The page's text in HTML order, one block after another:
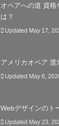
オペアへの道 資
は？
Updated May 17,
アメリカオペア
Updated May 6,
Webデザインのト
Updated May 23,